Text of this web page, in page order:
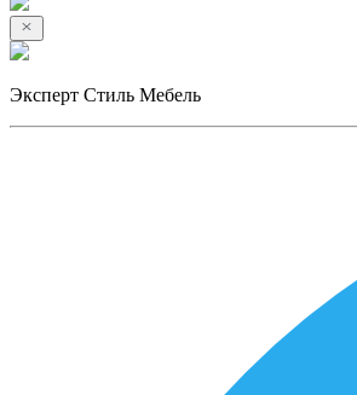
Эксперт Стиль Мебель